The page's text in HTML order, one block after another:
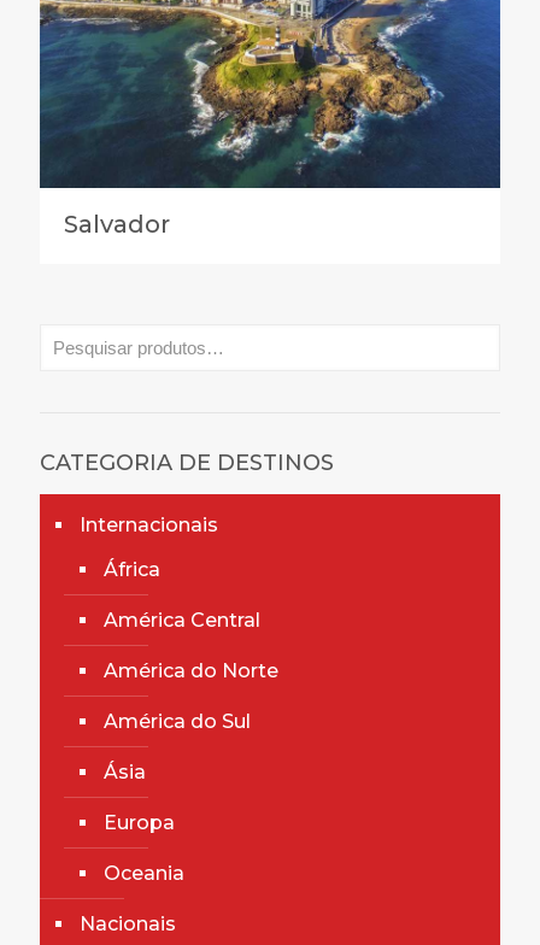
Salvador
CATEGORIA DE DESTINOS
Internacionais
África
América Central
América do Norte
América do Sul
Ásia
Europa
Oceania
Nacionais